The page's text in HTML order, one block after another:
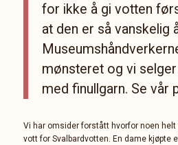
for ikke å gi votten
at den er så vanskelig
mønsteret og vi
med finullgarn. Se vår
Vi har omsider forstått hvorfor noen
vott for Svalbardvotten. En dame kjøpte